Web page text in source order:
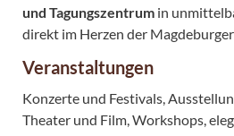
und Tagungszentrum in
direkt im Herzen der
Veranstaltungen
Konzerte und Festivals,
Theater und Film, Workshops,